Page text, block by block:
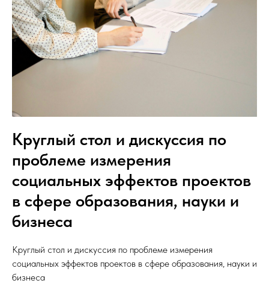
Круглый стол и дискуссия по
проблеме измерения
социальных эффектов проектов
в сфере образования, науки и
бизнеса
Круглый стол и дискуссия по проблеме измерения
социальных эффектов проектов в сфере образования, науки и
бизнеса